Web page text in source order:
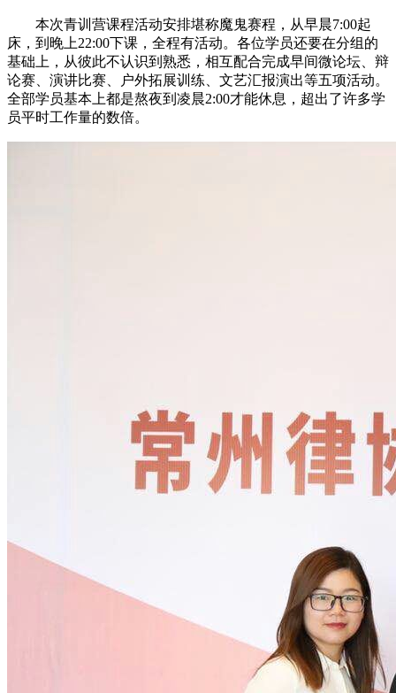
本次青训营课程活动安排堪称魔鬼赛程，从早晨7:00起
床，到晚上22:00下课，全程有活动。各位学员还要在分组的
基础上，从彼此不认识到熟悉，相互配合完成早间微论坛、辩
论赛、演讲比赛、户外拓展训练、文艺汇报演出等五项活动。
全部学员基本上都是熬夜到凌晨2:00才能休息，超出了许多学
员平时工作量的数倍。